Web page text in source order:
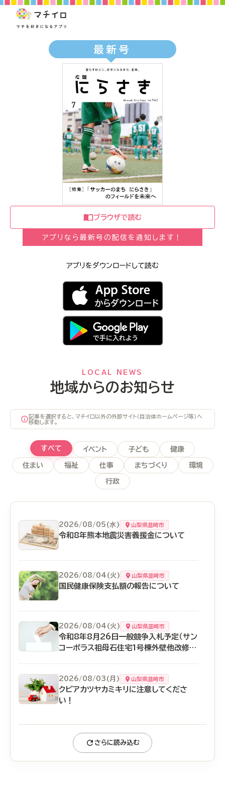
最新号
ブラウザで読む
アプリなら最新号の配信を通知します！
アプリをダウンロードして読む
LOCAL NEWS
地域からのお知らせ
記事を選択すると、マチイロ以外の外部サイト（自治体ホームページ等）へ
移動します。
すべて イベント 子ども 健康
住まい 福祉 仕事 まちづくり 環境
行政
2026/08/05(水) 山梨県韮崎市
令和8年熊本地震災害義援金について
2026/08/04(火) 山梨県韮崎市
国民健康保険支払額の報告について
2026/08/04(火) 山梨県韮崎市
令和8年8月26日一般競争入札予定（サン
コーポラス祖母石住宅1号棟外壁他改修工
2026/08/03(月) 山梨県韮崎市
クビアカツヤカミキリに注意してくださ
い！
さらに読み込む